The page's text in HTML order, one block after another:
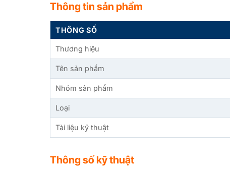
Thông tin sản phẩm
THÔNG SỐ
Thương hiệu
Tên sản phẩm
Nhóm sản phẩm
Loại
Tài liệu kỹ thuật
Thông số kỹ thuật